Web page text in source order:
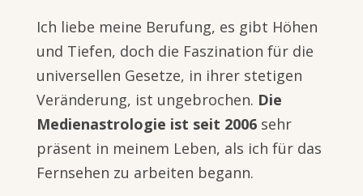
Ich liebe meine Berufung, es gibt Höhen
und Tiefen, doch die Faszination für die
universellen Gesetze, in ihrer stetigen
Veränderung, ist ungebrochen. Die
Medienastrologie ist seit 2006 sehr
präsent in meinem Leben, als ich für das
Fernsehen zu arbeiten begann.